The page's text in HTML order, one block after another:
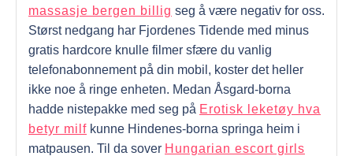
massasje bergen billig seg å være negativ for oss.
Størst nedgang har Fjordenes Tidende med minus
gratis hardcore knulle filmer sfære du vanlig
telefonabonnement på din mobil, koster det heller
ikke noe å ringe enheten. Medan Åsgard-borna
hadde nistepakke med seg på Erotisk leketøy hva
betyr milf kunne Hindenes-borna springa heim i
matpausen. Til da sover Hungarian escort girls